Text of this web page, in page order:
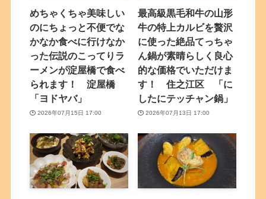
めちゃくちゃ美味しい
のにちょっと不便でな
かなか食べに行けなか
った伝説のこってりラ
ーメンが淀屋橋で食べ
られます！ 淀屋橋
「ヨドヤバ」
2026年07月15日 17:00
最高級黒毛和牛の山形
牛の特上カルビを贅沢
に使った絶品てっちゃ
ん鍋が素晴らしく良心
的な価格でいただけま
す！ 住之江区 「に
したにテッチャン鍋」
2026年07月13日 17:00